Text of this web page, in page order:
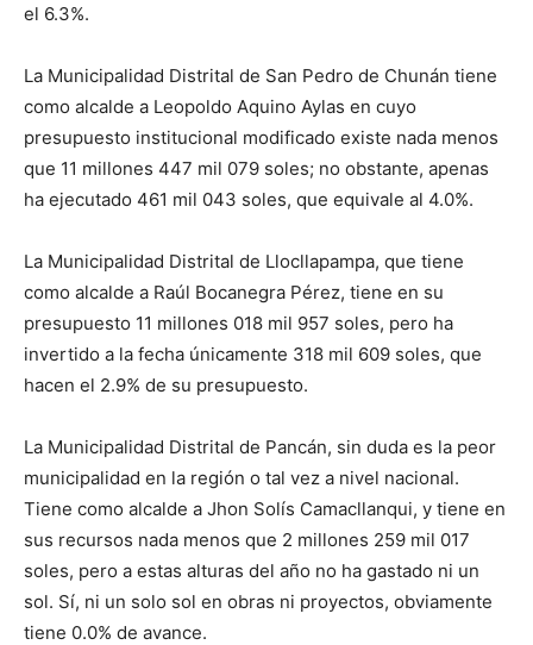
el 6.3%.
La Municipalidad Distrital de San Pedro de Chunán tiene
como alcalde a Leopoldo Aquino Aylas en cuyo
presupuesto institucional modificado existe nada menos
que 11 millones 447 mil 079 soles; no obstante, apenas
ha ejecutado 461 mil 043 soles, que equivale al 4.0%.
La Municipalidad Distrital de Llocllapampa, que tiene
como alcalde a Raúl Bocanegra Pérez, tiene en su
presupuesto 11 millones 018 mil 957 soles, pero ha
invertido a la fecha únicamente 318 mil 609 soles, que
hacen el 2.9% de su presupuesto.
La Municipalidad Distrital de Pancán, sin duda es la peor
municipalidad en la región o tal vez a nivel nacional.
Tiene como alcalde a Jhon Solís Camacllanqui, y tiene en
sus recursos nada menos que 2 millones 259 mil 017
soles, pero a estas alturas del año no ha gastado ni un
sol. Sí, ni un solo sol en obras ni proyectos, obviamente
tiene 0.0% de avance.